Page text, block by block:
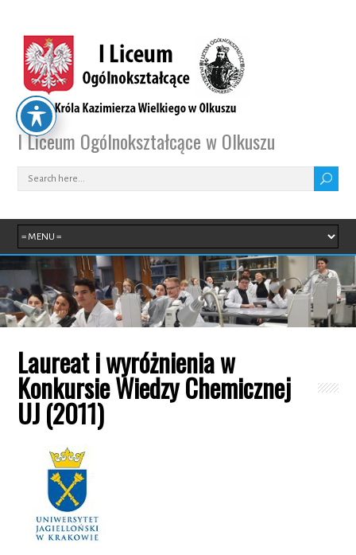
I Liceum Ogólnokształcące w Olkuszu
Laureat i wyróżnienia w
Konkursie Wiedzy Chemicznej
UJ (2011)